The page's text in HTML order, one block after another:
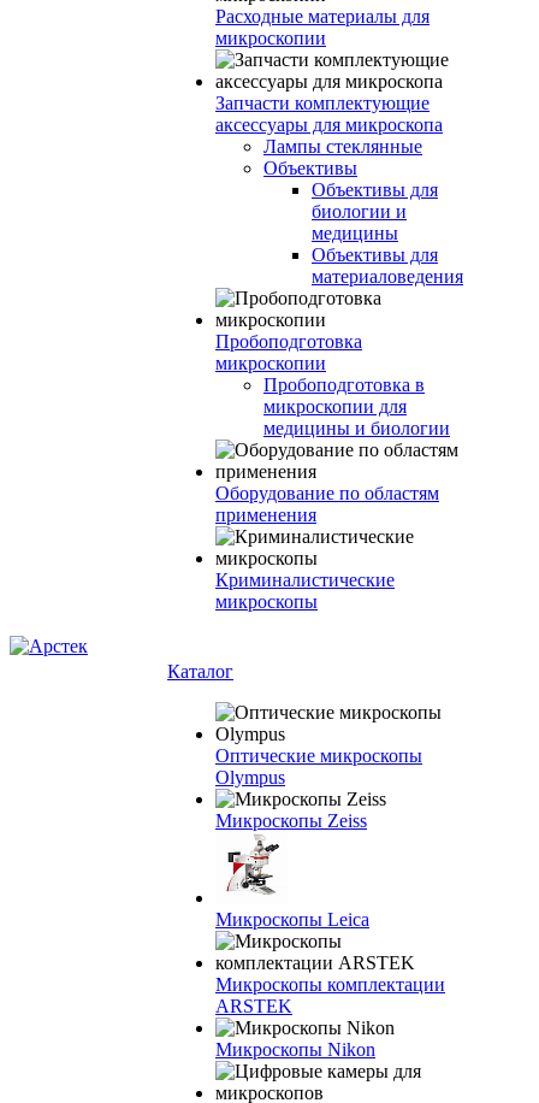
Расходные материалы для
микроскопии
Запчасти комплектующие
аксессуары для микроскопа
Лампы стеклянные
Объективы
Объективы для
биологии и
медицины
Объективы для
материаловедения
Пробоподготовка
микроскопии
Пробоподготовка в
микроскопии для
медицины и биологии
Оборудование по областям
применения
Криминалистические
микроскопы
Каталог
Оптические микроскопы
Olympus
Микроскопы Zeiss
Микроскопы Leica
Микроскопы комплектации
ARSTEK
Микроскопы Nikon